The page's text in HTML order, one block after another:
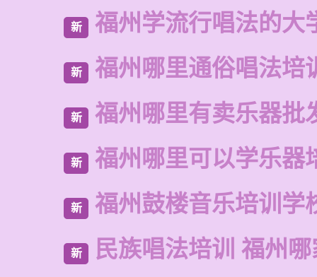
新 福州学流行唱法的大
新 福州哪里通俗唱法培
新 福州哪里有卖乐器批
新 福州哪里可以学乐器
新 福州鼓楼音乐培训学
新 民族唱法培训 福州